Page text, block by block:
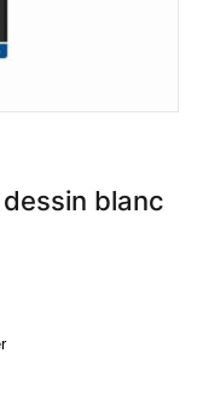
blanc